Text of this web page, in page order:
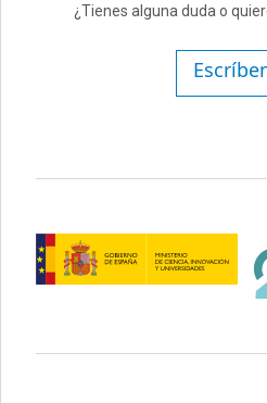
¿Tienes alguna duda o